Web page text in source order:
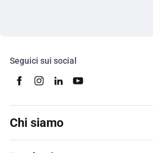
Seguici sui social
Chi siamo